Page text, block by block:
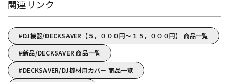
関連リンク
DJ機器/DECKSAVER【５，０００円～１５，０００円】 商品一覧
新品/DECKSAVER 商品一覧
DECKSAVER/DJ機材用カバー 商品一覧